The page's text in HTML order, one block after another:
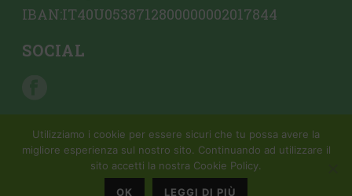
IBAN:IT40U0538712800000002017844
SOCIAL
Copyright All Rights Reserved © 2015 Mondattivo |
web da Crovi Consulting SRL
Utilizziamo i cookie per essere sicuri che tu possa avere la
migliore esperienza sul nostro sito. Continuando ad utilizzare il
sito accetti la nostra Cookie Policy.
OK LEGGI DI PIÙ